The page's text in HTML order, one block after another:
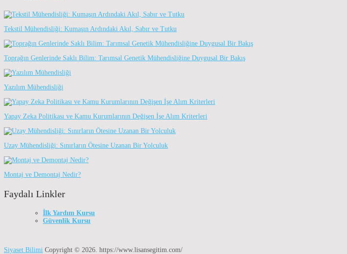
Tekstil Mühendisliği: Kumaşın Ardındaki Akıl, Sabır ve Tutku
Toprağın Genlerinde Saklı Bilim: Tarımsal Genetik Mühendisliğine Duygusal Bir Bakış
Yazılım Mühendisliği
Yapay Zeka Politikası ve Kamu Kurumlarının Değişen İşe Alım Kriterleri
Uzay Mühendisliği: Sınırların Ötesine Uzanan Bir Yolculuk
Montaj ve Demontaj Nedir?
Faydalı Linkler
İlk Yardım Kursu
Güvenlik Kursu
Siyaset Bilimi Copyright © 2026. https://www.lisansegitim.com/